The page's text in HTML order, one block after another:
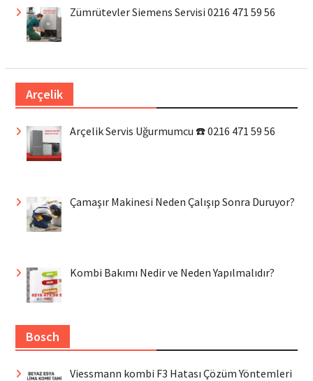
Zümrütevler Siemens Servisi 0216 471 59 56
Arçelik
Arçelik Servis Uğurmumcu ☎️ 0216 471 59 56
Çamaşır Makinesi Neden Çalışıp Sonra Duruyor?
Kombi Bakımı Nedir ve Neden Yapılmalıdır?
Bosch
Viessmann kombi F3 Hatası Çözüm Yöntemleri